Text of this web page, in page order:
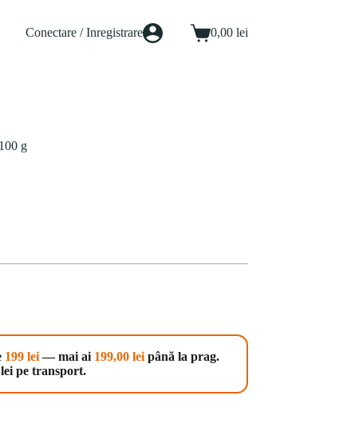
Conectare / Inregistrare
Coș0,00 lei
g
199 lei— mai ai 199,00 leipână la prag.
pe transport.